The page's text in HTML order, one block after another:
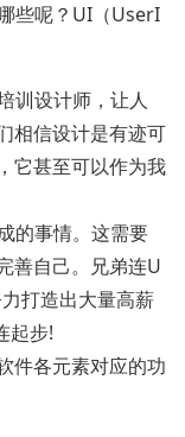
些呢？UI（UserI
训设计师，让人
相信设计是有迹可
它甚至可以作为我
的事情。这需要
善自己。兄弟连U
打造出大量高薪
起步!
件各元素对应的功